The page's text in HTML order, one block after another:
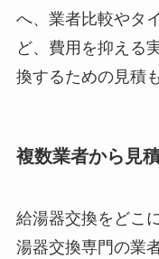
へ、業者比較やタ
ど、費用を抑える
換するための見積
複数業者から見
給湯器交換をどこ
湯器交換専門の業